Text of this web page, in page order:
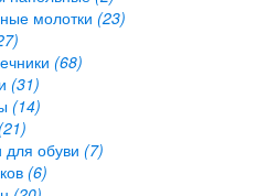
молотки (23)
(68)
(31)
(14)
(21)
для обуви (7)
(6)